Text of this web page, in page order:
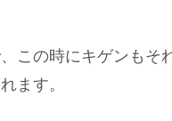
この時にキゲンもそ
ます。